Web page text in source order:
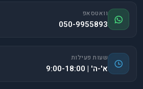
וואטסאפ
050-9955893
שעות פעילות
א'-ה' | 9:00-18:00